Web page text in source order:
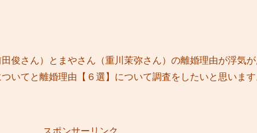
俊さん）とまやさん（重川茉弥さん）の離婚理由が浮気が
いてと離婚理由【６選】について調査をしたいと思います